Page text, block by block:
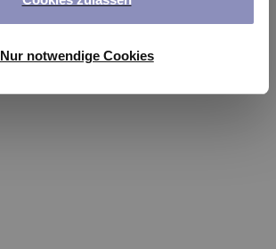
Nur notwendige Cookies